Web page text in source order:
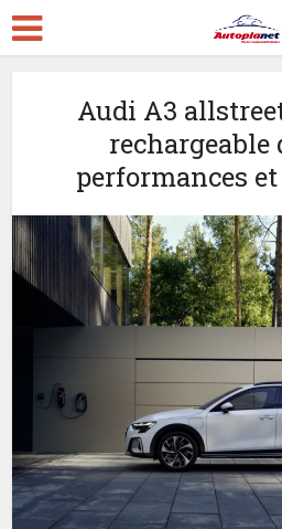
Audi A3
rechargeable
performances